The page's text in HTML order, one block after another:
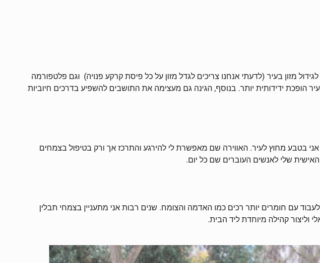
מזון בעיר (לדעתי אנחנו צריכים לגדל מזון על כל פיסת קרקע פנויה) וגם פלטפורמה
הופכת ידידותית יותר. בנוסף, הגינה גם מעצימה את התושבים להשפיע בדרכים חיוביות
אני בטבע מחוץ לעיר. האווירה שם מאפשרת לי להירגע והתרכז אך ורק בטיפול בצמחים
שלי לאנשים העוברים שם כל יום.
עם חומרים יותר רכים כמו האדמה והצומח. שנים רבות אני מתעניין בצמחי תבלין
וליצור קהילה מיוחדת ליד הבית.